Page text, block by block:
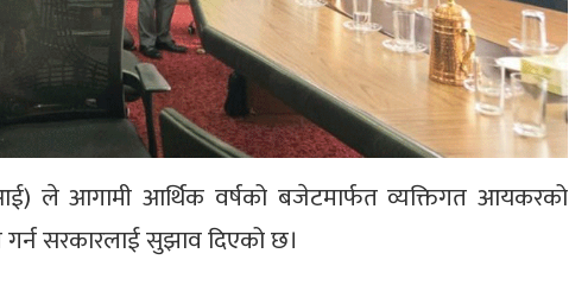
ले आगामी आर्थिक वर्षको बजेटमार्फत व्यक्तिगत आयकरको
सरकारलाई सुझाव दिएको छ।